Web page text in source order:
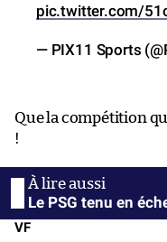
pic.twitter.com/
— PIX11 Sports
Que la compétition
!
Le PSG tenu en
VF